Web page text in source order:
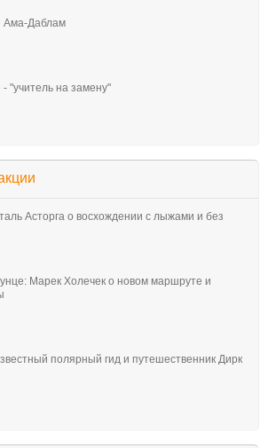
Ама-Даблам
"учитель на замену"
Асторга о восхождении с лыжами и без
Марек Холечек о новом маршруте и
полярный гид и путешественник Дирк